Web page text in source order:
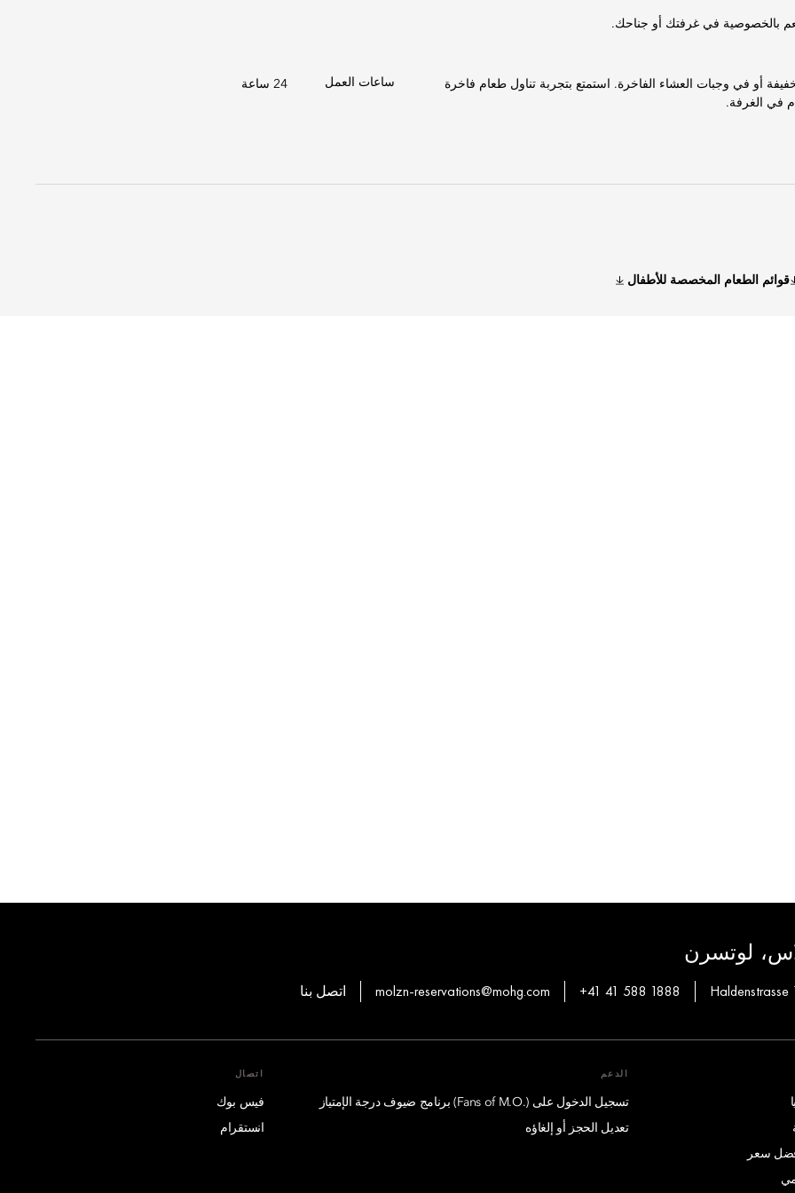
تنعم بالخصوصية في غرفتك أو جناحك.
أو في وجبات العشاء الفاخرة. استمتع بتجربة تناول طعام فاخرة
في الغرفة.
ساعات العمل 24 ساعة
قوائم الطعام المخصصة للأطفال
لوتسرن
+41 41 588 1888
molzn-reservations@mohg.com اتصل بنا
سعر
الدعم
تسجيل الدخول على (.Fans of M.O) برنامج ضيوف درجة الإمتياز
تعديل الحجز أو إلغاؤه
اتصال
فيس بوك
انستقرام